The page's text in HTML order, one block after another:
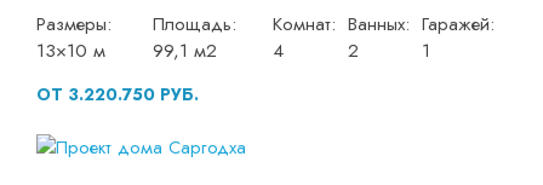
Размеры:
13×10 м
Площадь:
99,1 м2
Комнат:
4
Ванных:
2
Гаражей:
1
ОТ 3.220.750 РУБ.